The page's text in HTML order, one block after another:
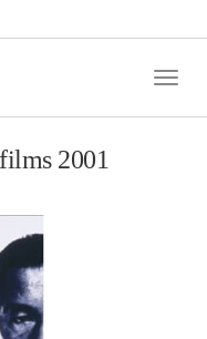
Toggle
2001